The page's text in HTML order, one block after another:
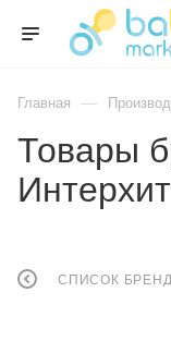
Главная —
Товары
Интерхит
СПИСОК